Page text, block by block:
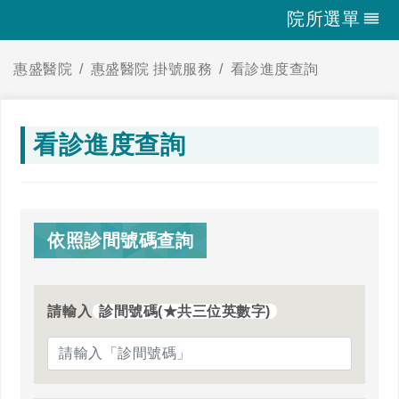
院所選單
惠盛醫院 惠盛醫院 掛號服務 看診進度查詢
看診進度查詢
依照診間號碼查詢
請輸入 診間號碼(★共三位英數字)